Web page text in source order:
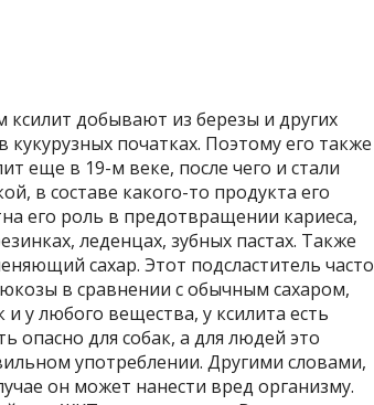
добывают из березы и других
початках. Поэтому его также
еще в 19-м веке, после чего и стали
в составе какого-то продукта его
его роль в предотвращении кариеса,
леденцах, зубных пастах. Также
сахар. Этот подсластитель часто
в сравнении с обычным сахаром,
у любого вещества, у ксилита есть
опасно для собак, а для людей это
употреблении. Другими словами,
он может нанести вред организму.